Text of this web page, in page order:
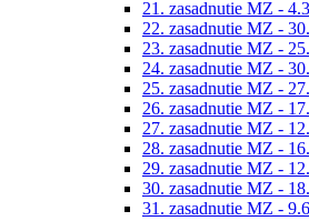
21. zasadnutie MZ -
22. zasadnutie MZ -
23. zasadnutie MZ -
24. zasadnutie MZ -
25. zasadnutie MZ -
26. zasadnutie MZ -
27. zasadnutie MZ -
28. zasadnutie MZ -
29. zasadnutie MZ -
30. zasadnutie MZ -
31. zasadnutie MZ -